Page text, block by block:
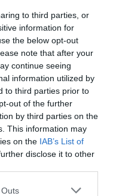
to third parties, or
information for
the below opt-out
note that after your
continue seeing
information utilized by
to third parties prior to
out of the further
by third parties on the
This information may
on the IAB’s List of
disclose it to other
one or more Google